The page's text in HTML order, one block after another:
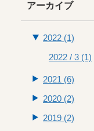
アーカイブ
2022 (1)
2022 / 3 (1)
2021 (6)
2020 (2)
2019 (2)